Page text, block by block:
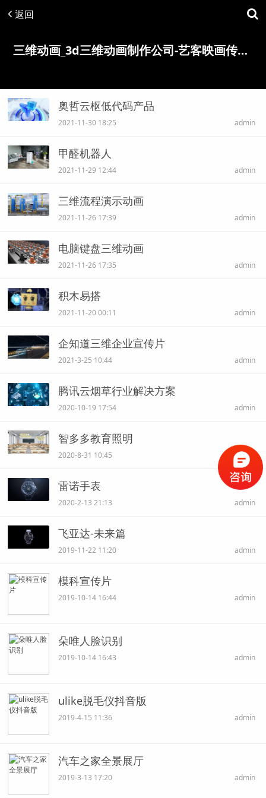
返回
三维动画_3d三维动画制作公司-艺客映画传媒(深圳)有限公司
奥哲云枢低代码产品
2021-11-30 18:25 admin
甲醛机器人
2021-11-29 12:44 admin
三维流程演示动画
2021-11-26 17:39 admin
电脑键盘三维动画
2021-11-26 17:35 admin
积木易搭
2021-11-20 00:11 admin
企知道三维企业宣传片
2021-3-25 10:44 admin
腾讯云烟草行业解决方案
2020-10-19 17:54 admin
智多多教育照明
2020-8-31 10:45 admin
雷诺手表
2020-2-13 21:13 admin
飞亚达-未来篇
2019-11-22 11:20 admin
模科宣传片
2019-10-14 16:44 admin
朵唯人脸识别
2019-10-14 16:43 admin
ulike脱毛仪抖音版
2019-4-15 11:36 admin
汽车之家全景展厅
2019-3-13 17:20 admin